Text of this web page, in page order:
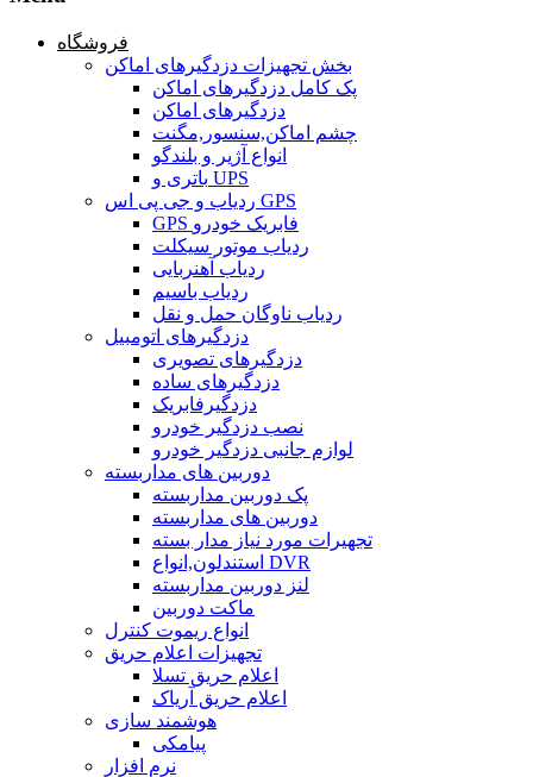
فروشگاه
بخش تجهیزات دزدگیرهای اماکن
پک کامل دزدگیرهای اماکن
دزدگیرهای اماکن
چشم اماکن,سنسور,مگنت
انواع آژیر و بلندگو
باتری و UPS
ردیاب و جی پی اس GPS
GPS فابریک خودرو
ردیاب موتور سیکلت
ردیاب آهنربایی
ردیاب باسیم
ردیاب ناوگان حمل و نقل
دزدگیرهای اتومبیل
دزدگیرهای تصویری
دزدگیرهای ساده
دزدگیرفابریک
نصب دزدگیر خودرو
لوازم جانبی دزدگیر خودرو
دوربین های مداربسته
پک دوربین مداربسته
دوربین های مداربسته
تجهیرات مورد نیاز مدار بسته
استندلون,انواع DVR
لنز دوربین مداربسته
ماکت دوربین
انواع ریموت کنترل
تجهیزات اعلام حریق
اعلام حریق تسلا
اعلام حریق آریاک
هوشمند سازی
پیامکی
نرم افزار